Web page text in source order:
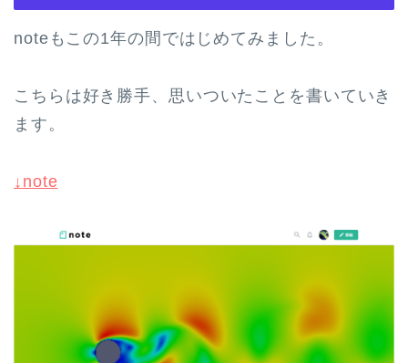
noteもこの1年の間ではじめてみました。
こちらは好き勝手、思いついたことを書いていき
ます。
↓note